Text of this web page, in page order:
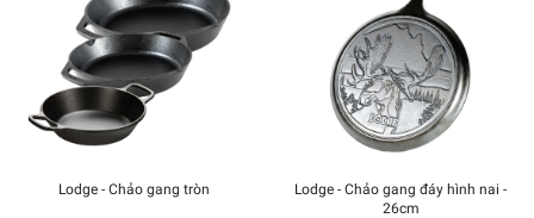
Lodge - Chảo gang tròn
Lodge - Chảo gang đáy hình nai -
26cm